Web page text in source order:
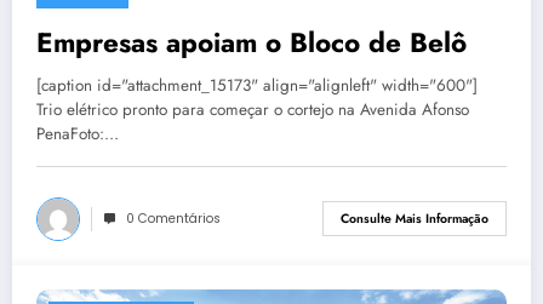
Empresas apoiam o Bloco de Belô
[caption id="attachment_15173" align="alignleft" width="600"]
Trio elétrico pronto para começar o cortejo na Avenida Afonso
PenaFoto:…
0 Comentários Consulte Mais Informação